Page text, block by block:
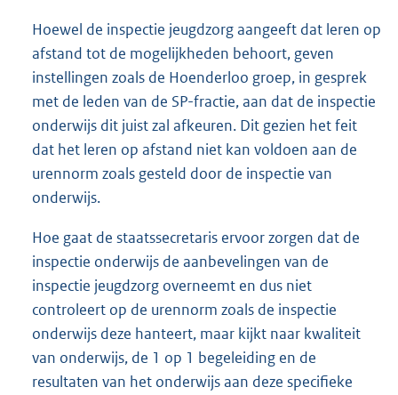
Hoewel de inspectie jeugdzorg aangeeft dat leren op
afstand tot de mogelijkheden behoort, geven
instellingen zoals de Hoenderloo groep, in gesprek
met de leden van de SP-fractie, aan dat de inspectie
onderwijs dit juist zal afkeuren. Dit gezien het feit
dat het leren op afstand niet kan voldoen aan de
urennorm zoals gesteld door de inspectie van
onderwijs.
Hoe gaat de staatssecretaris ervoor zorgen dat de
inspectie onderwijs de aanbevelingen van de
inspectie jeugdzorg overneemt en dus niet
controleert op de urennorm zoals de inspectie
onderwijs deze hanteert, maar kijkt naar kwaliteit
van onderwijs, de 1 op 1 begeleiding en de
resultaten van het onderwijs aan deze specifieke